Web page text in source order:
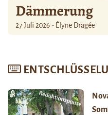
Dämmerung
27 Juli 2026 - Élyne Dragée